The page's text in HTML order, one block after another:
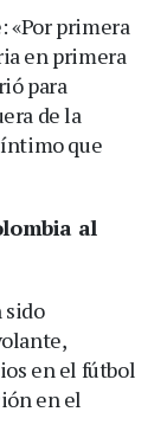
«Por primera
en primera
para
de la
íntimo que
al
sido
en el fútbol
en el